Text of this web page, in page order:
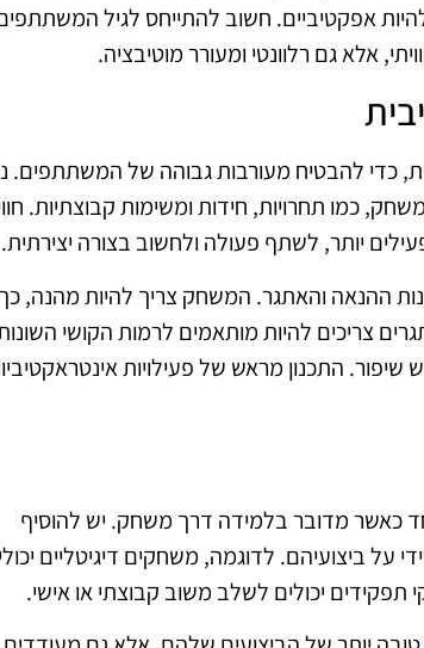
אפקטיביים. חשוב להתייחס לגיל
אלא גם רלוונטי ומעורר מוטיבציה.
כדי להבטיח מעורבות גבוהה של המשתתפים.
כמו תחרויות, חידות ומשימות קבוצתיות.
יותר, לשתף פעולה ולחשוב בצורה יצירתית.
ההנאה והאתגר. המשחק צריך להיות מהנה, כך
צריכים להיות מותאמים לרמות הקושי
התכנון מראש של פעילויות
כאשר מדובר בלמידה דרך משחק. יש להוסיף
ביצועיהם. לדוגמה, משחקים דיגיטליים
תפקידים יכולים לשלב משוב קבוצתי או אישי.